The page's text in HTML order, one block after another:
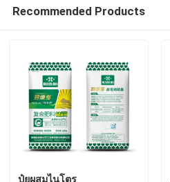
ไบโอเมทานอล
ยูเรียเกรดยานยนต์
พลาสติก POM
Recommended Products
ปุ๋ยผสมไนโตร